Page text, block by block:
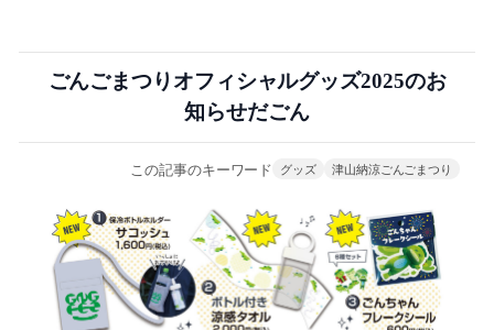
ごんごまつりオフィシャルグッズ2025のお
知らせだごん
この記事のキーワード グッズ 津山納涼ごんごまつり